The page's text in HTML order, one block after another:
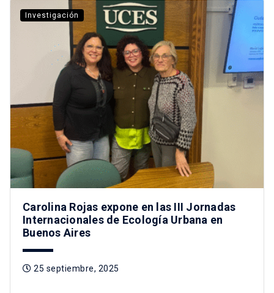
Investigación
Carolina Rojas expone en las III Jornadas
Internacionales de Ecología Urbana en
Buenos Aires
25 septiembre, 2025